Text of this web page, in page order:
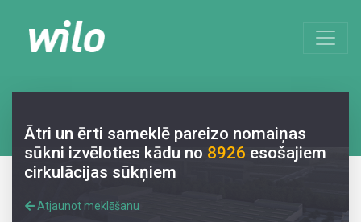
Ātri un ērti sameklē pareizo nomaiņas
sūkni izvēloties kādu no 8926 esošajiem
cirkulācijas sūkņiem
Atjaunot meklēšanu